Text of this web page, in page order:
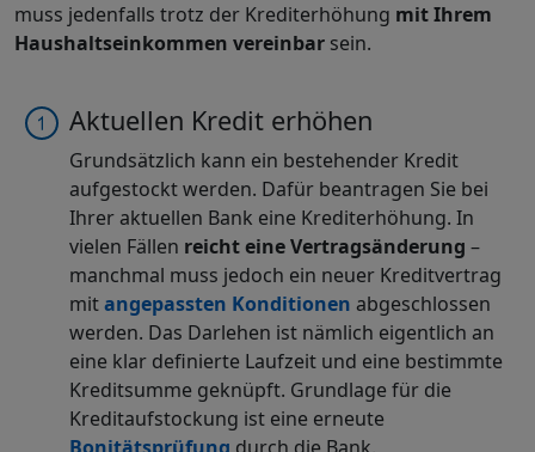
muss jedenfalls trotz der Krediterhöhung mit Ihrem
Haushaltseinkommen vereinbar sein.
Aktuellen Kredit erhöhen
Grundsätzlich kann ein bestehender Kredit
aufgestockt werden. Dafür beantragen Sie bei
Ihrer aktuellen Bank eine Krediterhöhung. In
vielen Fällen reicht eine Vertragsänderung –
manchmal muss jedoch ein neuer Kreditvertrag
mitangepassten Konditionen abgeschlossen
werden. Das Darlehen ist nämlich eigentlich an
eine klar definierte Laufzeit und eine bestimmte
Kreditsumme geknüpft. Grundlage für die
Kreditaufstockung ist eine erneute